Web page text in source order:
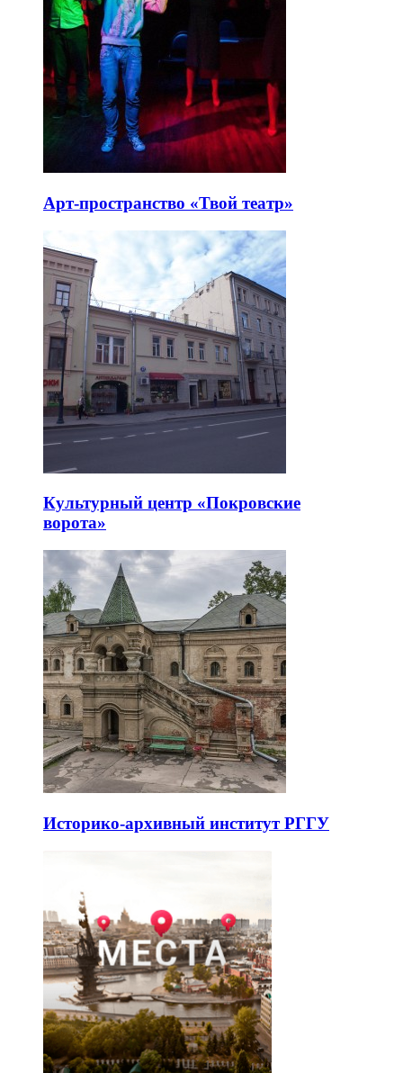
Арт-пространство «Твой театр»
Культурный центр «Покровские
ворота»
Историко-архивный институт РГГУ